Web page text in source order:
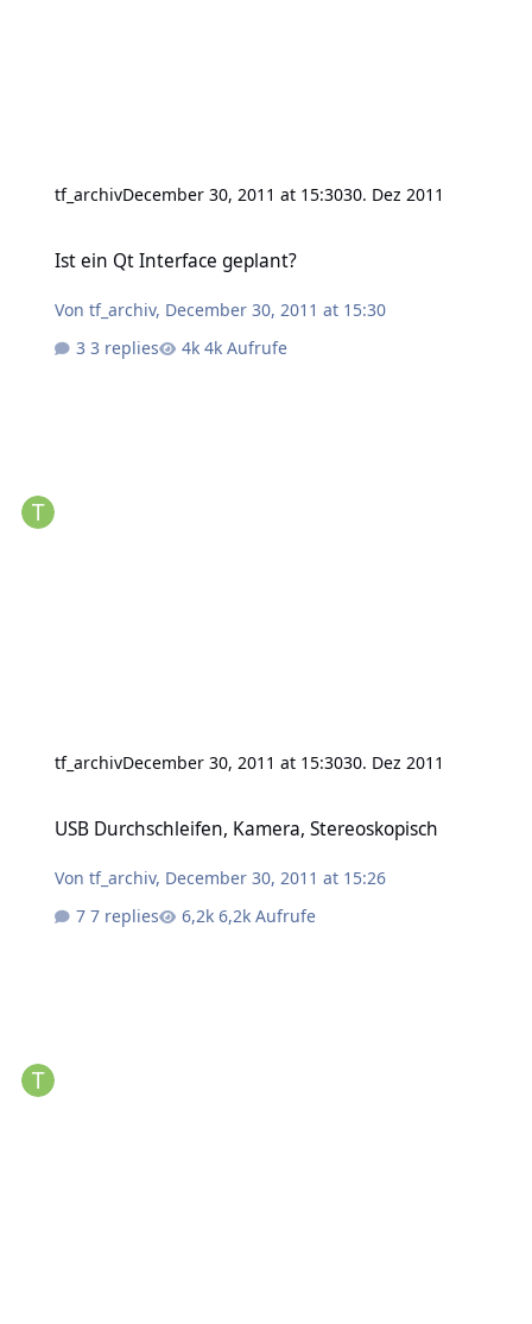
tf_archivDecember 30, 2011 at 15:3030. Dez 2011
Ist ein Qt Interface geplant?
Vontf_archiv, December 30, 2011 at 15:30
3 replies
4k Aufrufe
tf_archivDecember 30, 2011 at 15:3030. Dez 2011
USB Durchschleifen, Kamera, Stereoskopisch
Vontf_archiv, December 30, 2011 at 15:26
7 replies
6,2k Aufrufe